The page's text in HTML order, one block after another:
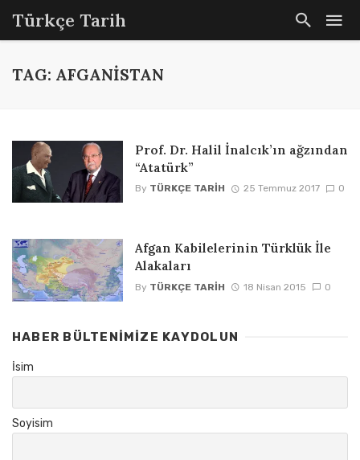
Türkçe Tarih
TAG: AFGANISTAN
Prof. Dr. Halil İnalcık’ın ağzından
“Atatürk”
By TÜRKÇE TARIH 25 Temmuz 2017 0
Afgan Kabilelerinin Türklük İle
Alakaları
By TÜRKÇE TARIH 18 Nisan 2015 0
HABER BÜLTENIMIZE KAYDOLUN
İsim
Soyisim